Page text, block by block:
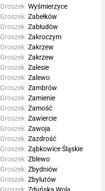
Groszek Wyśmierzyce
Groszek Zabełków
Groszek Zabłudów
Groszek Zakroczym
Groszek Zakrzew
Groszek Zakrzew
Groszek Zalesie
Groszek Zalewo
Groszek Zambrów
Groszek Zamienie
Groszek Zamość
Groszek Zawiercie
Groszek Zawoja
Groszek Zazdrość
Groszek Ząbkowice Śląskie
Groszek Zblewo
Groszek Zbydniów
Groszek Zbylutów
Groszek Zduńska Wola